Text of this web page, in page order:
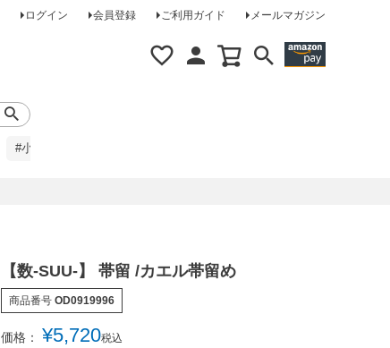
ログイン 会員登録 ご利用ガイド メールマガジン
#小柄な方に
【数-SUU-】 帯留 /カエル帯留め
商品番号 OD0919996
価格： ¥5,720税込